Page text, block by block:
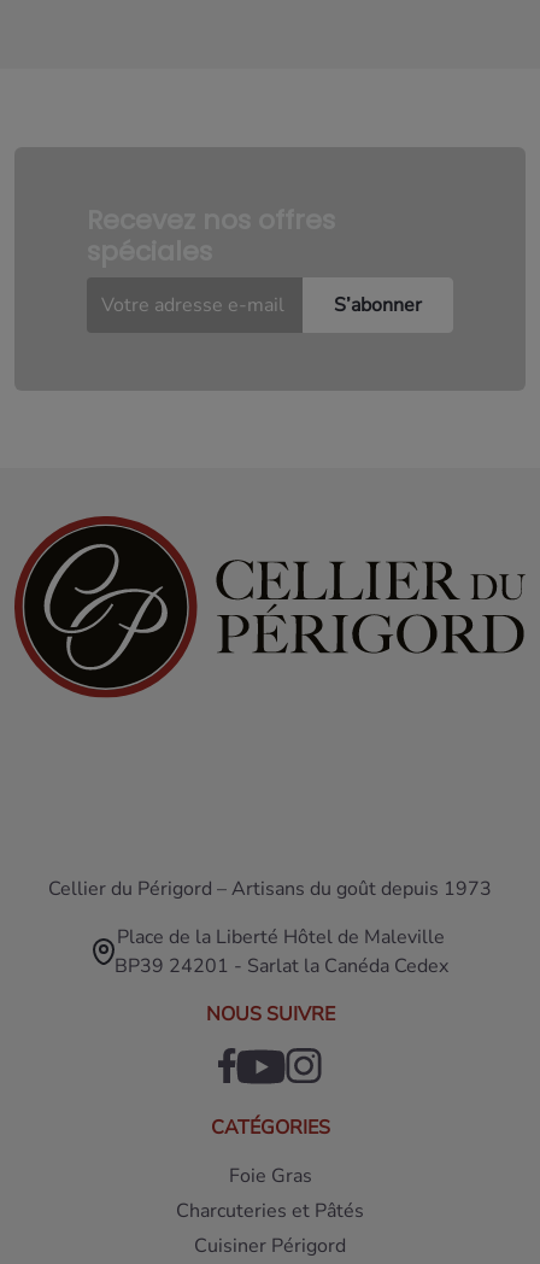
Cellier du Périgord – Artisans du goût depuis 1973
Place de la Liberté Hôtel de Maleville
BP39 24201 - Sarlat la Canéda Cedex
NOUS SUIVRE
CATÉGORIES
Foie Gras
Charcuteries et Pâtés
Cuisiner Périgord